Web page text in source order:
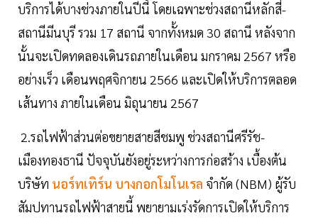
บริการได้บางช่วงภายในปีนี้ โดยเฉพาะช่วงสถานีหลักสี่-
สถานีมีนบุรี รวม 17 สถานี จากทั้งหมด 30 สถานี หลังจาก
นั้นจะเปิดทดลองเดินรถภายในเดือน มกราคม 2567 หรือ
อย่างเร็ว เดือนพฤศจิกายน 2566 และเปิดให้บริการตลอด
เส้นทาง ภายในเดือน มิถุนายน 2567
2.รถไฟฟ้าส่วนต่อขยายสายสีชมพู ช่วงสถานีศรีรัช-
เมืองทองธานี ปัจจุบันยังอยู่ระหว่างการก่อสร้าง เบื้องต้น
บริษัท นอร์ทเทิร์น บางกอกโมโนเรล จำกัด (NBM) ผู้รับ
สัมปทานรถไฟฟ้าสายนี้ พยายามเร่งรัดการเปิดให้บริการ